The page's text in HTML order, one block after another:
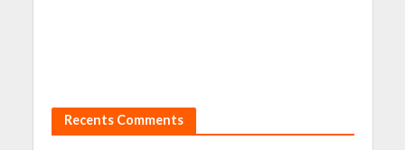
Recents Comments